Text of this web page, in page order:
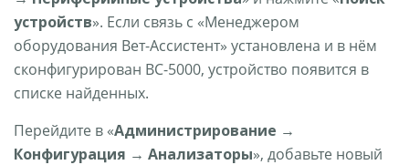
устройств». Если связь с «Менеджером
оборудования Вет-Ассистент» установлена и в нём
сконфигурирован BC-5000, устройство появится в
списке найденных.
Перейдите в «Администрирование →
Конфигурация → Анализаторы», добавьте новый